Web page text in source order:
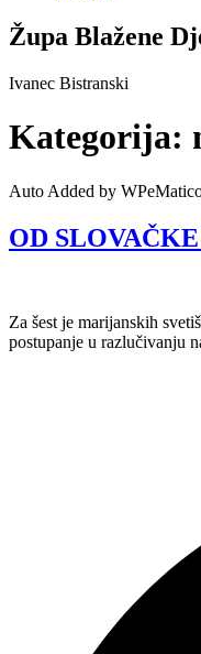
Župa Blažene
Ivanec Bistranski
Kategorija:
Auto Added by
OD
Za šest je marijanskih
postupanje u razlučivanju